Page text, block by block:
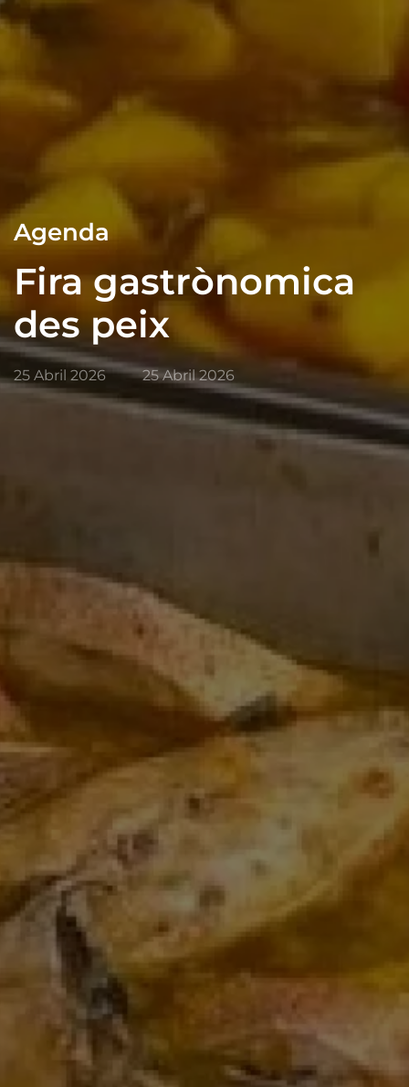
Agenda
Fira gastrònomica
des peix
25 Abril 2026 25 Abril 2026